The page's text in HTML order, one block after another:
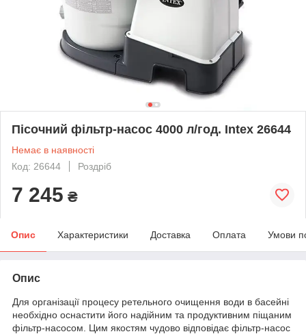
Пісочний фільтр-насос 4000 л/год. Intex 26644
Немає в наявності
Код: 26644
Роздріб
7 245 ₴
Опис Характеристики Доставка Оплата Умови
Опис
Для організації процесу ретельного очищення води в басейні
необхідно оснастити його надійним та продуктивним піщаним
фільтр-насосом. Цим якостям чудово відповідає фільтр-насос